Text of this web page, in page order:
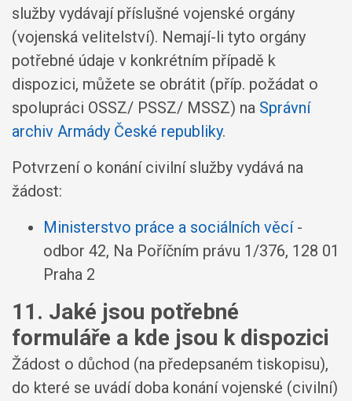
služby vydávají příslušné vojenské orgány
(vojenská velitelství). Nemají-li tyto orgány
potřebné údaje v konkrétním případě k
dispozici, můžete se obrátit (příp. požádat o
spolupráci OSSZ/ PSSZ/ MSSZ) na Správní
archiv Armády České republiky.
Potvrzení o konání civilní služby vydává na
žádost:
Ministerstvo práce a sociálních věcí-
odbor 42, Na Poříčním právu 1/376, 128 01
Praha 2
11. Jaké jsou potřebné
formuláře a kde jsou k dispozici
Žádost o důchod (na předepsaném tiskopisu),
do které se uvádí doba konání vojenské (civilní)